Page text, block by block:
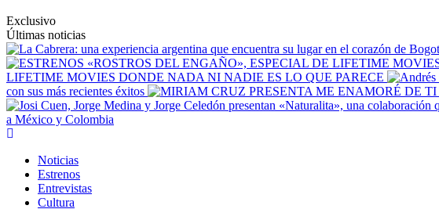
Exclusivo
Últimas noticias
LIFETIME MOVIES DONDE NADA NI NADIE ES LO QUE PARECE
con sus más recientes éxitos
a México y Colombia
Noticias
Estrenos
Entrevistas
Cultura